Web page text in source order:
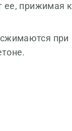
ее, прижимая к
при